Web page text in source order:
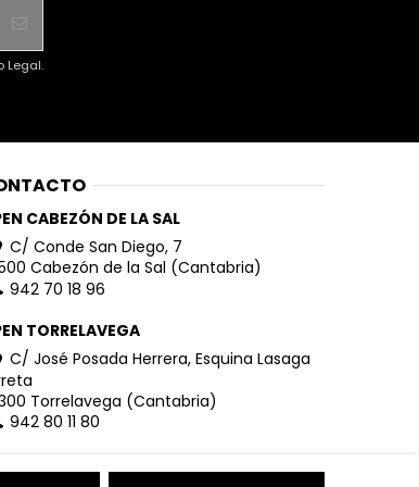
Legal.
CABEZÓN DE LA SAL
C/ Conde San Diego, 7
Cabezón de la Sal (Cantabria)
942 70 18 96
TORRELAVEGA
C/ José Posada Herrera, Esquina Lasaga
Torrelavega (Cantabria)
942 80 11 80